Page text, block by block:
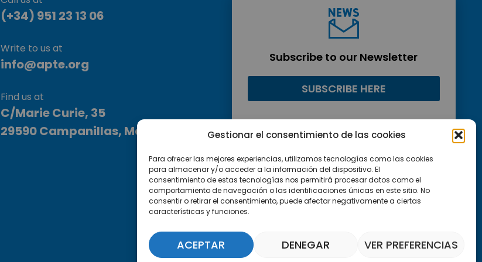
Gestionar el consentimiento de las cookies
Para ofrecer las mejores experiencias, utilizamos tecnologías como las cookies
para almacenar y/o acceder a la información del dispositivo. El
consentimiento de estas tecnologías nos permitirá procesar datos como el
comportamiento de navegación o las identificaciones únicas en este sitio. No
consentir o retirar el consentimiento, puede afectar negativamente a ciertas
características y funciones.
ACEPTAR DENEGAR VER PREFERENCIAS
(+34) 951 23 13 06
Write to us at
info@apte.org
Find us at
C/Marie Curie, 35
29590 Campanillas, Málaga
Subscribe to our Newsletter
SUBSCRIBE HERE